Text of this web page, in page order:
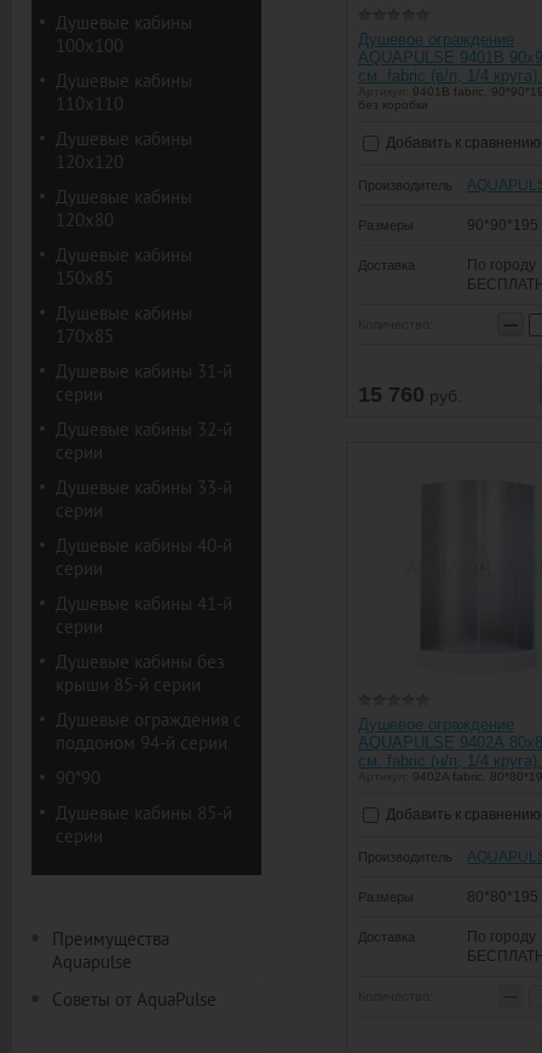
Душевое ограждение
AQUAPULSE 9401В
см. fabric (в/п, 1/4 круга).
9401B fabric,
без коробки
Добавить к сравнению
Производитель
Размеры 90*90*195
Доставка
По городу
−
15 760 руб.
Душевое ограждение
AQUAPULSE 9402А
см. fabric (н/п, 1/4 круга).
9402A fabric,
Добавить к сравнению
Производитель
Размеры 80*80*195
Доставка
По городу
Душевые кабины
100х100
Душевые кабины
110х110
Душевые кабины
120х120
Душевые кабины
120х80
Душевые кабины
150х85
Душевые кабины
170х85
Душевые кабины 31-й
серии
Душевые кабины 32-й
серии
Душевые кабины 33-й
серии
Душевые кабины 40-й
серии
Душевые кабины 41-й
серии
Душевые кабины без
крыши 85-й серии
Душевые ограждения с
поддоном 94-й серии
90*90
Душевые кабины 85-й
серии
Преимущества
Aquapulse
Советы от AquaPulse